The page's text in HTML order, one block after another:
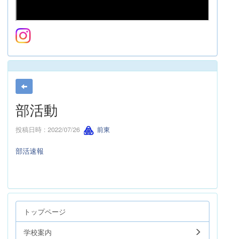
部活動
投稿日時 : 2022/07/26 前東
部活速報
トップページ
学校案内